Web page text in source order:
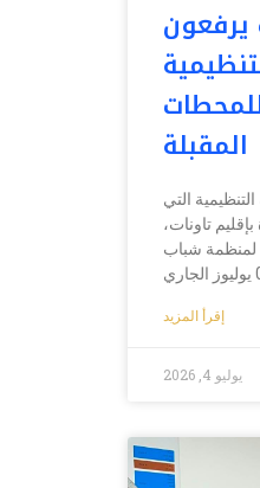
يرفعون
المقبلة
التي
تاونات،
لمنظمة شباب
إقرأ المزيد
يوليو 4, 2026